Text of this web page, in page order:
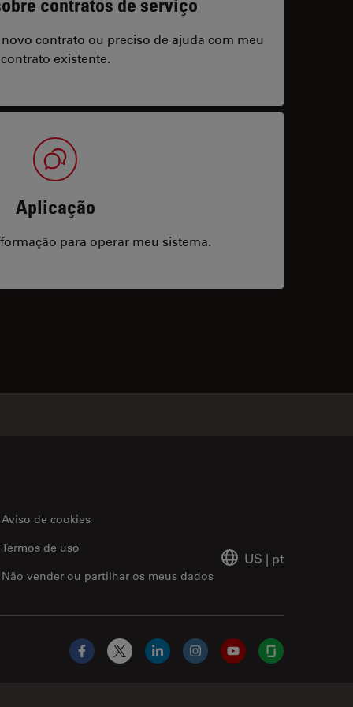
contrato ou preciso de ajuda com meu
contrato existente.
Aplicação
para operar meu sistema.
Aviso de cookies
Não vender ou partilhar os meus dados
Termos de uso
US | pt
Facebook
X LinkedInInstagramYouTubeGlassdoor